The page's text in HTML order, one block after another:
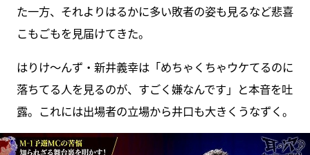
た一方、それよりはるかに多い敗者の姿も見るなど悲喜
こもごもを見届けてきた。
はりけ～んず・新井義幸は「めちゃくちゃウケてるのに
落ちてる人を見るのが、すごく嫌なんです」と本音を吐
露。これには出場者の立場から井口も大きくうなずく。